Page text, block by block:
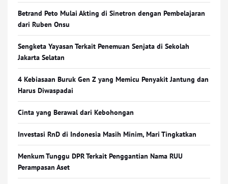
Betrand Peto Mulai Akting di Sinetron dengan Pembelajaran
dari Ruben Onsu
Sengketa Yayasan Terkait Penemuan Senjata di Sekolah
Jakarta Selatan
4 Kebiasaan Buruk Gen Z yang Memicu Penyakit Jantung dan
Harus Diwaspadai
Cinta yang Berawal dari Kebohongan
Investasi RnD di Indonesia Masih Minim, Mari Tingkatkan
Menkum Tunggu DPR Terkait Penggantian Nama RUU
Perampasan Aset